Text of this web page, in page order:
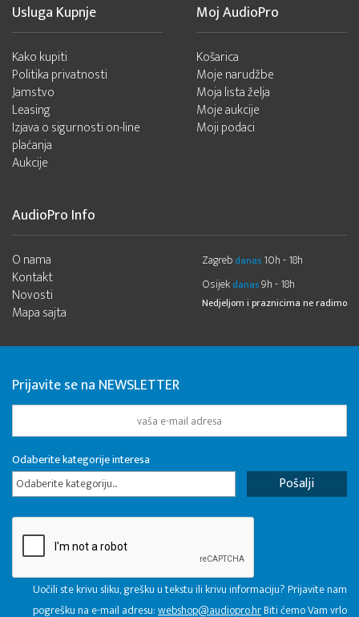
Usluga Kupnje
Kako kupiti
Politika privatnosti
Jamstvo
Leasing
Izjava o sigurnosti on-line
plaćanja
Aukcije
Moj AudioPro
Košarica
Moje narudžbe
Moja lista želja
Moje aukcije
Moji podaci
AudioPro Info
O nama
Kontakt
Novosti
Mapa sajta
Zagreb danas 10h - 18h
Osijek danas9h - 18h
Nedjeljom i praznicima ne radimo
Prijavite se na NEWSLETTER
Odaberite kategorije interesa
Odaberite kategoriju...
Uočili ste krivu sliku, grešku u tekstu ili krivu informaciju? Prijavite nam
pogrešku na e-mail adresu:webshop@audiopro.hrBiti ćemo Vam vrlo